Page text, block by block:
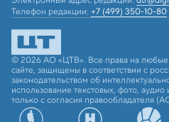
Телефон редакции: +7 (499) 350-10-80
© 2026 АО «ЦТВ». Все права на
сайте, защищены в соответствии с
законодательством об
использование текстовых, фото,
только с согласия правообладателя